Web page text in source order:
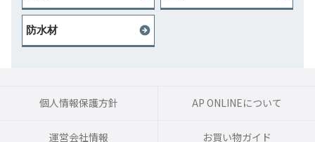
防水材
個人情報保護方針 AP ONLINEについて
運営会社情報 お買い物ガイド